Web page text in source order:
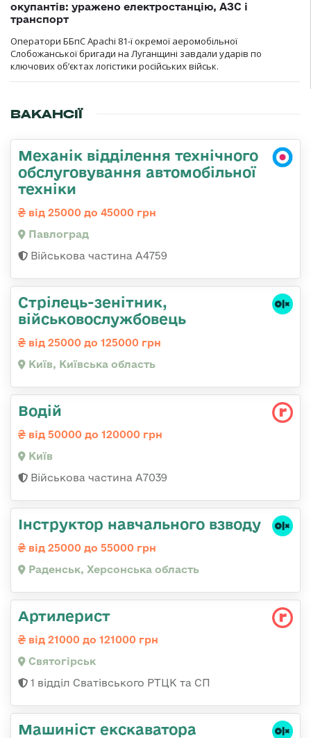
окупантів: уражено електростанцію, АЗС і
транспорт
Оператори ББпС Apachi 81-ї окремої аеромобільної
Слобожанської бригади на Луганщині завдали ударів по
ключових об’єктах логістики російських військ.
ВАКАНСІЇ
Механік відділення технічного
обслуговування автомобільної
техніки
від 25000 до 45000 грн
Павлоград
Військова частина А4759
Стpілець-зенітник,
військовослужбовець
від 25000 до 125000 грн
Київ, Київська область
Водій
від 50000 до 120000 грн
Київ
Військова частина А7039
Інструктор навчального взводу
від 25000 до 55000 грн
Раденськ, Херсонська область
Артилерист
від 21000 до 121000 грн
Святогірськ
1 відділ Сватівського РТЦК та СП
Машиніст екскаватора